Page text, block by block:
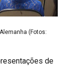
(Fotos:
de